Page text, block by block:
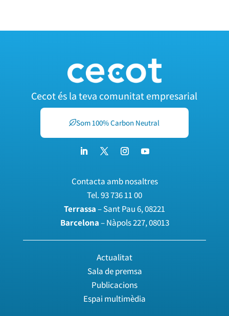
Cecot és la teva comunitat empresarial
Som 100% Carbon Neutral
Contacta amb nosaltres
Tel.93 736 11 00
Terrassa– Sant Pau 6, 08221
Barcelona– Nàpols 227, 08013
Actualitat
Sala de premsa
Publicacions
Espai multimèdia